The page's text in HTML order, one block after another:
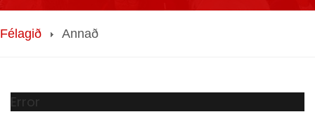
Félagið Annað
Error